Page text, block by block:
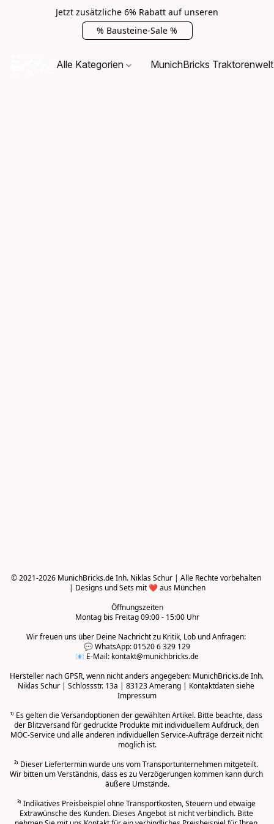
Jetzt zusätzliche 6% Rabatt auf unseren
% Bausteine-Sale %
Alle Kategorien MunichBricks Traktorenwelt
© 2021-2026 MunichBricks.de Inh. Niklas Schur | Alle Rechte vorbehalten
| Designs und Sets mit ❤️ aus München
Öffnungszeiten
Montag bis Freitag 09:00 - 15:00 Uhr
Wir freuen uns über Deine Nachricht zu Kritik, Lob und Anfragen:
💬 WhatsApp: 01520 6 329 129
📧 E-Mail: kontakt@munichbricks.de
Hersteller nach GPSR, wenn nicht anders angegeben: MunichBricks.de Inh.
Niklas Schur | Schlossstr. 13a | 83123 Amerang | Kontaktdaten siehe
Impressum
¹⁾ Es gelten die Versandoptionen der gewählten Artikel. Bitte beachte, dass
der Blitzversand für gedruckte Produkte mit individuellem Aufdruck, den
MOC-Service und alle anderen individuellen Service-Aufträge derzeit nicht
möglich ist.
²⁾ Dieser Liefertermin wurde uns vom Transportunternehmen mitgeteilt.
Wir bitten um Verständnis, dass es zu Verzögerungen kommen kann durch
äußere Umstände.
³⁾ Indikatives Preisbeispiel ohne Transportkosten, Steuern und etwaige
Extrawünsche des Kunden. Dieses Angebot ist nicht verbindlich. Bitte